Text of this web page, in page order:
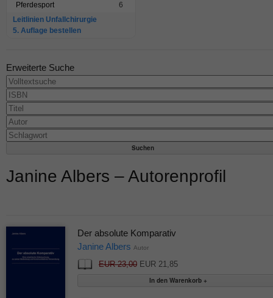
Pferdesport
6
Leitlinien Unfallchirurgie
5. Auflage bestellen
Erweiterte Suche
Janine Albers – Autorenprofil
Der absolute Komparativ
Janine Albers Autor
EUR 23,00EUR 21,85